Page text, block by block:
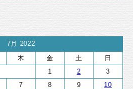
7月 2022
木 金 土
日
1
2
3
7 8 9
10